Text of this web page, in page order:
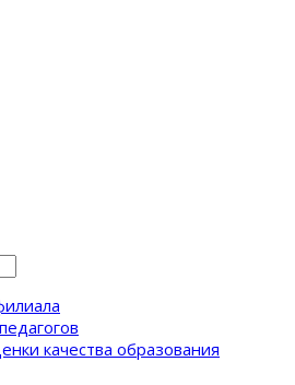
качества образования